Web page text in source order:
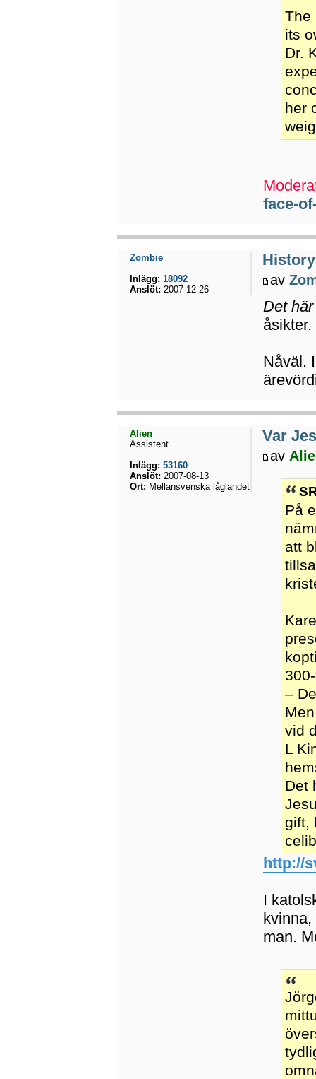
The
its
Dr.
her
face-
av
Det här
åsikter.
Nåväl.
Zombie
Inlägg: 18092
Anslöt: 2007-12-26
Var
av
På
att
–
vid
L
Det
gift,
http://
I
man.
Alien
Assistent
Inlägg: 53160
Anslöt: 2007-08-13
Ort: Mellansvenska låglandet